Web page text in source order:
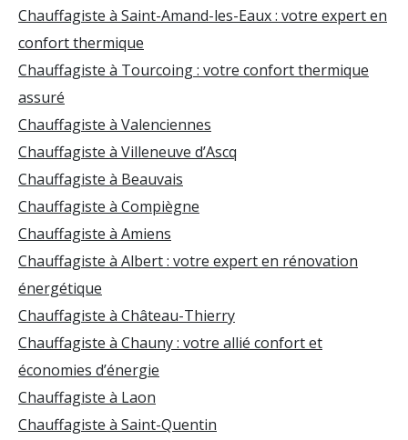
Chauffagiste à Saint-Amand-les-Eaux : votre expert en
confort thermique
Chauffagiste à Tourcoing : votre confort thermique
assuré
Chauffagiste à Valenciennes
Chauffagiste à Villeneuve d’Ascq
Chauffagiste à Beauvais
Chauffagiste à Compiègne
Chauffagiste à Amiens
Chauffagiste à Albert : votre expert en rénovation
énergétique
Chauffagiste à Château-Thierry
Chauffagiste à Chauny : votre allié confort et
économies d’énergie
Chauffagiste à Laon
Chauffagiste à Saint-Quentin